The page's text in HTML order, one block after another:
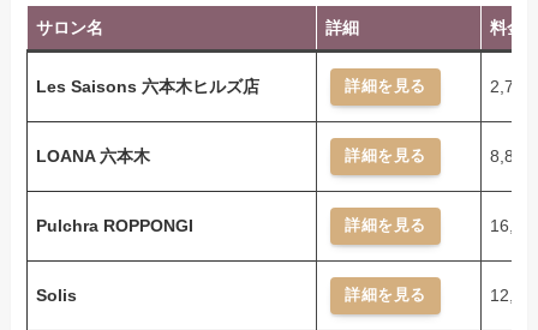
サロン名 詳細 料金
Les Saisons 六本木ヒルズ店 詳細を見る 2,750
LOANA 六本木 詳細を見る 8,800
Pulchra ROPPONGI 詳細を見る
Solis 詳細を見る